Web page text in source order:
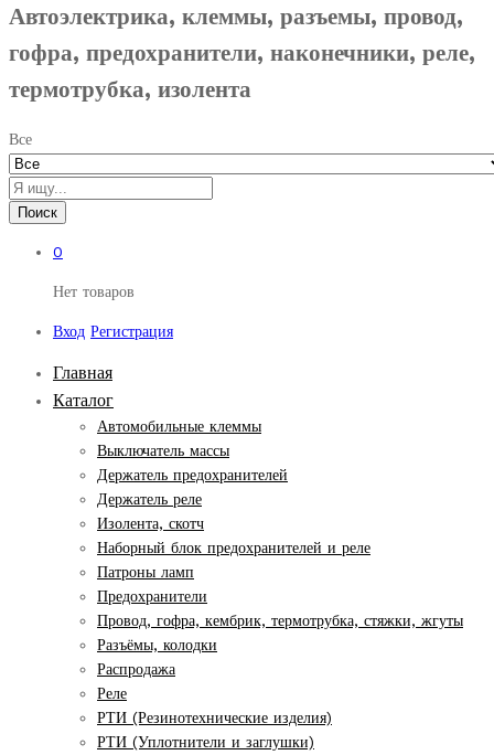
Автоэлектрика, клеммы, разъемы, провод,
гофра, предохранители, наконечники, реле,
термотрубка, изолента
Все
Поиск
0
Нет товаров
Вход Регистрация
Главная
Каталог
Автомобильные клеммы
Выключатель массы
Держатель предохранителей
Держатель реле
Изолента, скотч
Наборный блок предохранителей и реле
Патроны ламп
Предохранители
Провод, гофра, кембрик, термотрубка, стяжки, жгуты
Разъёмы, колодки
Распродажа
Реле
РТИ (Резинотехнические изделия)
РТИ (Уплотнители и заглушки)